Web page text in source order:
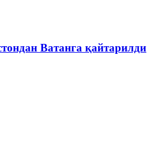
Ватанга қайтарилди